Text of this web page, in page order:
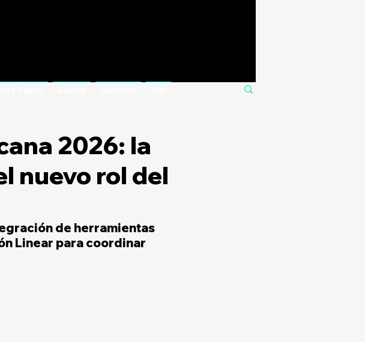
2026: la
nuevo rol del
de herramientas
Linear para coordinar